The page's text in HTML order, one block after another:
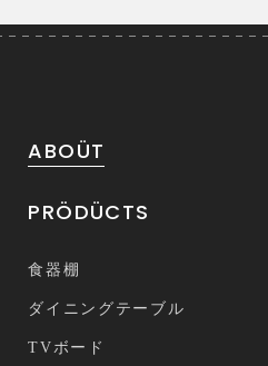
ABOÜT
PRÖDÜCTS
食器棚
ダイニングテーブル
TVボード